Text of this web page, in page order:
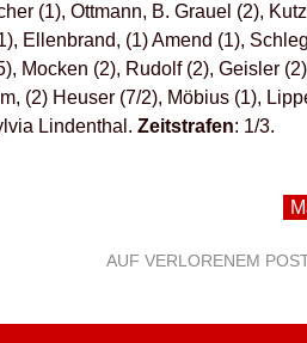
(1), Ottmann, B. Grauel (2),
Ellenbrand, (1) Amend (1),
Mocken (2), Rudolf (2), Geisler
(2) Heuser (7/2), Möbius (1),
Lindenthal. Zeitstrafen: 1/3.
AUF VERLORENEM